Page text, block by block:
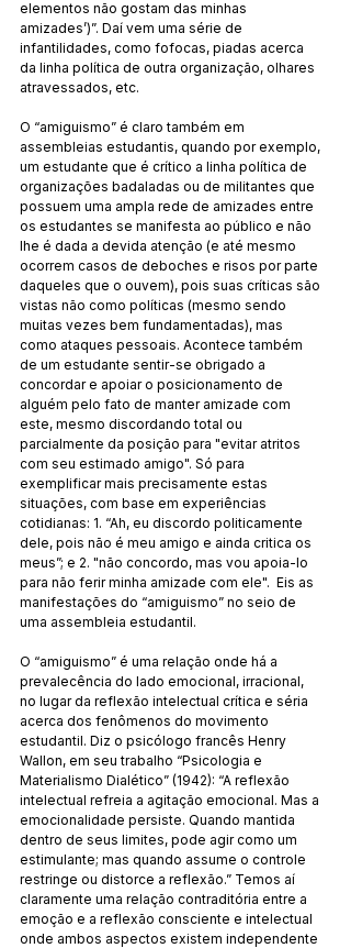
elementos não gostam das minhas
amizades’)”. Daí vem uma série de
infantilidades, como fofocas, piadas acerca
da linha política de outra organização, olhares
atravessados, etc.
O “amiguismo” é claro também em
assembleias estudantis, quando por exemplo,
um estudante que é crítico a linha política de
organizações badaladas ou de militantes que
possuem uma ampla rede de amizades entre
os estudantes se manifesta ao público e não
lhe é dada a devida atenção (e até mesmo
ocorrem casos de deboches e risos por parte
daqueles que o ouvem), pois suas críticas são
vistas não como políticas (mesmo sendo
muitas vezes bem fundamentadas), mas
como ataques pessoais. Acontece também
de um estudante sentir-se obrigado a
concordar e apoiar o posicionamento de
alguém pelo fato de manter amizade com
este, mesmo discordando total ou
parcialmente da posição para "evitar atritos
com seu estimado amigo". Só para
exemplificar mais precisamente estas
situações, com base em experiências
cotidianas: 1. “Ah, eu discordo politicamente
dele, pois não é meu amigo e ainda critica os
meus”; e 2. "não concordo, mas vou apoia-lo
para não ferir minha amizade com ele".  Eis as
manifestações do “amiguismo” no seio de
uma assembleia estudantil.
O “amiguismo” é uma relação onde há a
prevalecência do lado emocional, irracional,
no lugar da reflexão intelectual crítica e séria
acerca dos fenômenos do movimento
estudantil. Diz o psicólogo francês Henry
Wallon, em seu trabalho “Psicologia e
Materialismo Dialético” (1942): “A reflexão
intelectual refreia a agitação emocional. Mas a
emocionalidade persiste. Quando mantida
dentro de seus limites, pode agir como um
estimulante; mas quando assume o controle
restringe ou distorce a reflexão.” Temos aí
claramente uma relação contraditória entre a
emoção e a reflexão consciente e intelectual
onde ambos aspectos existem independente